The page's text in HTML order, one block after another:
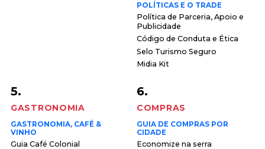
POLÍTICAS E O TRADE
Política de Parceria, Apoio e
Publicidade
Código de Conduta e Ética
Selo Turismo Seguro
Midia Kit
5.
GASTRONOMIA
GASTRONOMIA, CAFÉ &
VINHO
Guia Café Colonial
6.
COMPRAS
GUIA DE COMPRAS POR
CIDADE
Economize na serra